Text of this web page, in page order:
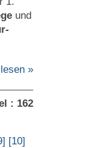
und
»
: 162
[10]